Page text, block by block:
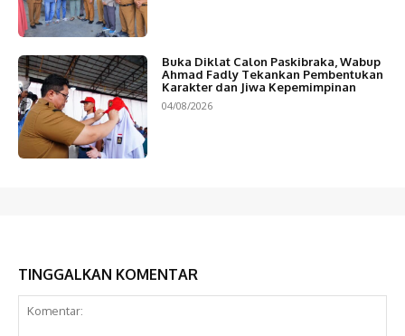
Buka Diklat Calon Paskibraka, Wabup
Ahmad Fadly Tekankan Pembentukan
Karakter dan Jiwa Kepemimpinan
04/08/2026
TINGGALKAN KOMENTAR